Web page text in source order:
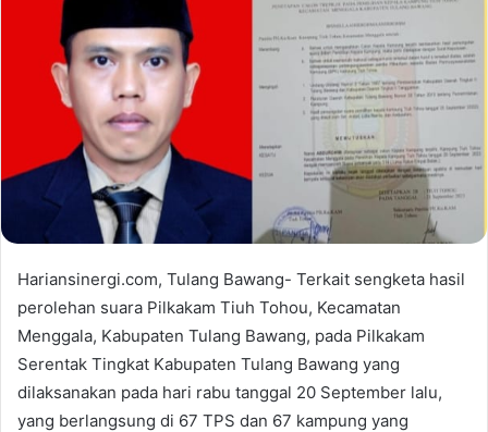
Hariansinergi.com, Tulang Bawang- Terkait sengketa hasil
perolehan suara Pilkakam Tiuh Tohou, Kecamatan
Menggala, Kabupaten Tulang Bawang, pada Pilkakam
Serentak Tingkat Kabupaten Tulang Bawang yang
dilaksanakan pada hari rabu tanggal 20 September lalu,
yang berlangsung di 67 TPS dan 67 kampung yang